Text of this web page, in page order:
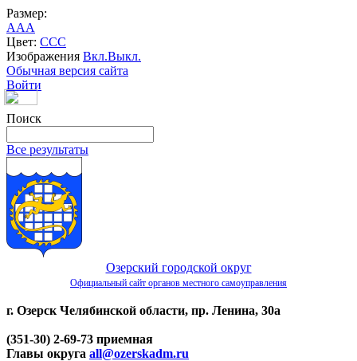
Размер:
AAA
Цвет: CCC
Изображения Вкл.Выкл.
Обычная версия сайта
Войти
Поиск
Все результаты
Озерский городской округ
Официальный сайт органов местного самоуправления
г. Озерск Челябинской области, пр. Ленина, 30а
(351-30) 2-69-73 приемная
Главы округа all@ozerskadm.ru